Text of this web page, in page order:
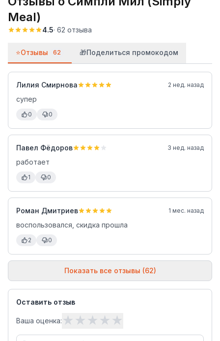
Meal)
4.5· 62 отзыва
⭐Отзывы 62 🎁Поделиться промокодом
Лилия Смирнова 2 нед. назад
супер
0 0
Павел Фёдоров 3 нед. назад
работает
1 0
Роман Дмитриев 1 мес. назад
воспользовался, скидка прошла
2 0
Показать все отзывы (62)
Оставить отзыв
Ваша оценка: ★ ★ ★ ★ ★